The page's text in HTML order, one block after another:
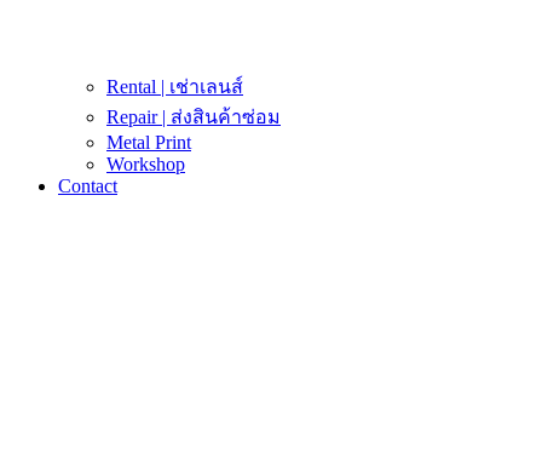
Rental | เช่าเลนส์
Repair | ส่งสินค้าซ่อม
Metal Print
Workshop
Contact